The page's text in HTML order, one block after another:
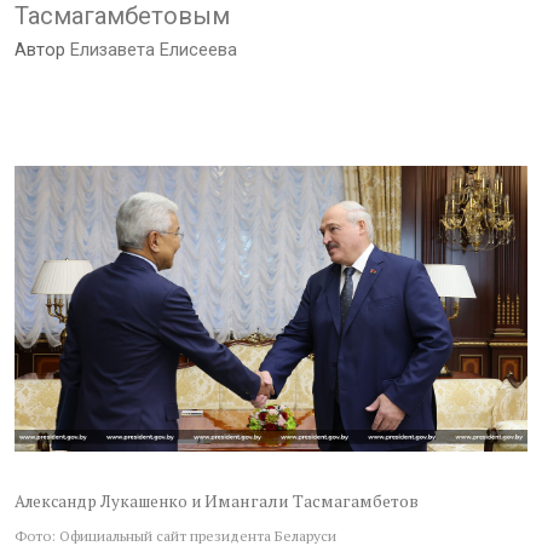
Тасмагамбетовым
Автор Елизавета Елисеева
Александр Лукашенко иИмангали Тасмагамбетов
Фото: Официальный сайт президента Беларуси